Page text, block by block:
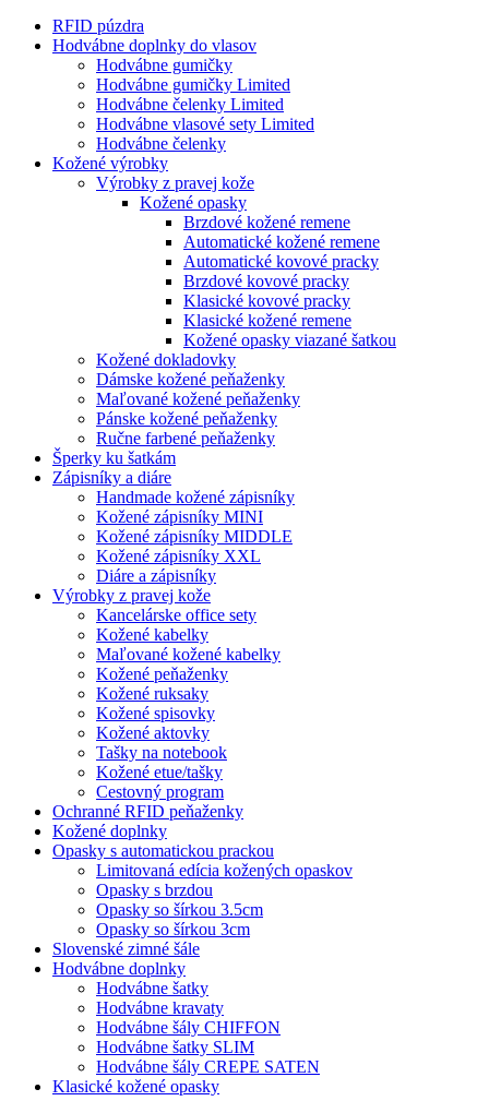
RFID púzdra
Hodvábne doplnky do vlasov
Hodvábne gumičky
Hodvábne gumičky Limited
Hodvábne čelenky Limited
Hodvábne vlasové sety Limited
Hodvábne čelenky
Kožené výrobky
Výrobky z pravej kože
Kožené opasky
Brzdové kožené remene
Automatické kožené remene
Automatické kovové pracky
Brzdové kovové pracky
Klasické kovové pracky
Klasické kožené remene
Kožené opasky viazané šatkou
Kožené dokladovky
Dámske kožené peňaženky
Maľované kožené peňaženky
Pánske kožené peňaženky
Ručne farbené peňaženky
Šperky ku šatkám
Zápisníky a diáre
Handmade kožené zápisníky
Kožené zápisníky MINI
Kožené zápisníky MIDDLE
Kožené zápisníky XXL
Diáre a zápisníky
Výrobky z pravej kože
Kancelárske office sety
Kožené kabelky
Maľované kožené kabelky
Kožené peňaženky
Kožené ruksaky
Kožené spisovky
Kožené aktovky
Tašky na notebook
Kožené etue/tašky
Cestovný program
Ochranné RFID peňaženky
Kožené doplnky
Opasky s automatickou prackou
Limitovaná edícia kožených opaskov
Opasky s brzdou
Opasky so šírkou 3.5cm
Opasky so šírkou 3cm
Slovenské zimné šále
Hodvábne doplnky
Hodvábne šatky
Hodvábne kravaty
Hodvábne šály CHIFFON
Hodvábne šatky SLIM
Hodvábne šály CREPE SATEN
Klasické kožené opasky